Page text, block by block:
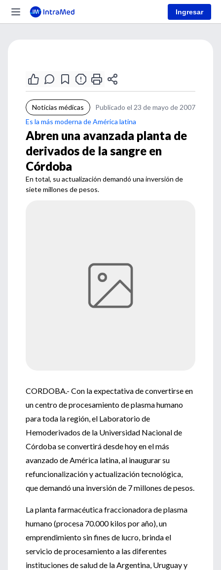
Ingresar
Noticias médicas
Publicado el 23 de mayo de 2007
Es la más moderna de América latina
Abren una avanzada planta de
derivados de la sangre en
Córdoba
En total, su actualización demandó una inversión de
siete millones de pesos.
CORDOBA.- Con la expectativa de convertirse en
un centro de procesamiento de plasma humano
para toda la región, el Laboratorio de
Hemoderivados de la Universidad Nacional de
Córdoba se convertirá desde hoy en el más
avanzado de América latina, al inaugurar su
refuncionalización y actualización tecnológica,
que demandó una inversión de 7 millones de pesos.
La planta farmacéutica fraccionadora de plasma
humano (procesa 70.000 kilos por año), un
emprendimiento sin fines de lucro, brinda el
servicio de procesamiento a las diferentes
instituciones de salud de la Argentina, Uruguay y